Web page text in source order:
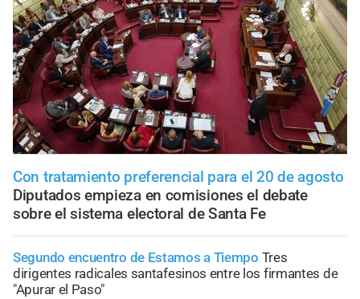
Con tratamiento preferencial para el 20 de agosto
Diputados empieza en comisiones el debate
sobre el sistema electoral de Santa Fe
Segundo encuentro de Estamos a Tiempo Tres
dirigentes radicales santafesinos entre los firmantes de
"Apurar el Paso"